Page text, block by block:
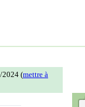
2024 (mettre à